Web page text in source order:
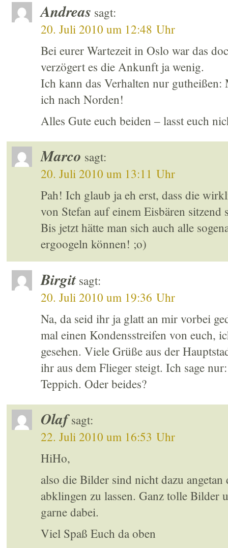
Andreas sagt:
20. Juli 2010 um 12:48 Uhr
Bei eurer Wartezeit in Oslo war das
verzögert es die Ankunft ja wenig.
Ich kann das Verhalten nur
ich nach Norden!
Alles Gute euch beiden – lasst euch
Marco sagt:
20. Juli 2010 um 13:11 Uhr
Pah! Ich glaub ja eh erst, dass die
von Stefan auf einem Eisbären sitzend
Bis jetzt hätte man sich auch alle
ergoogeln können! ;o)
Birgit sagt:
20. Juli 2010 um 19:36 Uhr
Na, da seid ihr ja glatt an mir vorbei
mal einen Kondensstreifen von euch,
gesehen. Viele Grüße aus der
ihr aus dem Flieger steigt. Ich sage
Teppich. Oder beides?
Olaf sagt:
22. Juli 2010 um 16:53 Uhr
HiHo,
also die Bilder sind nicht dazu angetan
abklingen zu lassen. Ganz tolle Bilder
garne dabei.
Viel Spaß Euch da oben